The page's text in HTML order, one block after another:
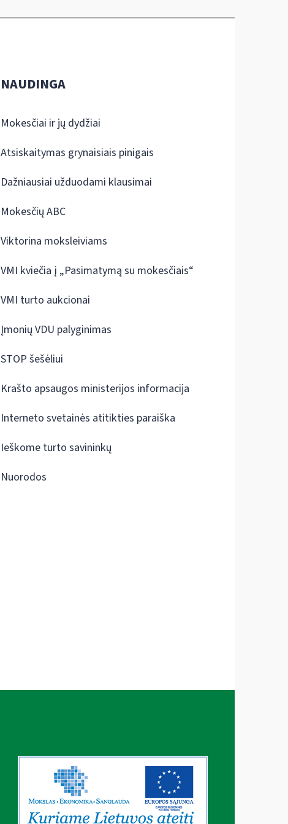
NAUDINGA
Mokesčiai ir jų dydžiai
Atsiskaitymas grynaisiais pinigais
Dažniausiai užduodami klausimai
Mokesčių ABC
Viktorina moksleiviams
VMI kviečia į „Pasimatymą su mokesčiais“
VMI turto aukcionai
Įmonių VDU palyginimas
STOP šešėliui
Krašto apsaugos ministerijos informacija
Interneto svetainės atitikties paraiška
Ieškome turto savininkų
Nuorodos